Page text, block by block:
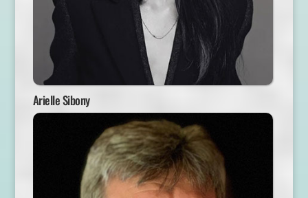
Arielle Sibony